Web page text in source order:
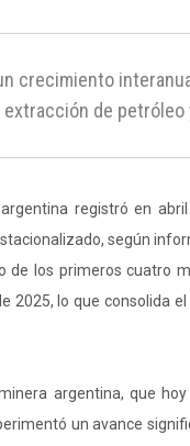
crecimiento
de
registró en
según
de los primeros cuatro
2025, lo que consolida
argentina, que
un avance